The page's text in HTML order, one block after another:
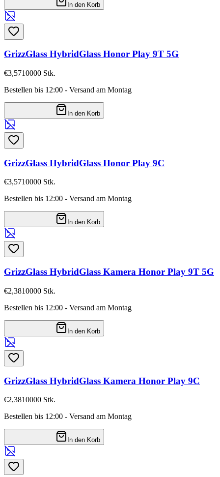
In den Korb
GrizzGlass HybridGlass Honor Play 9T 5G
€3,5710000 Stk.
Bestellen bis 12:00 - Versand am Montag
In den Korb
GrizzGlass HybridGlass Honor Play 9C
€3,5710000 Stk.
Bestellen bis 12:00 - Versand am Montag
In den Korb
GrizzGlass HybridGlass Kamera Honor Play 9T 5G
€2,3810000 Stk.
Bestellen bis 12:00 - Versand am Montag
In den Korb
GrizzGlass HybridGlass Kamera Honor Play 9C
€2,3810000 Stk.
Bestellen bis 12:00 - Versand am Montag
In den Korb